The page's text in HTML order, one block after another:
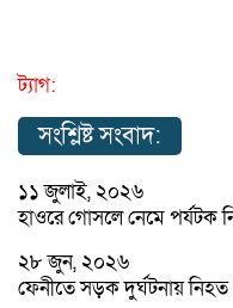
ট্যাগ:
সংশ্লিষ্ট সংবাদ:
১১ জুলাই, ২০২৬
হাওরে গোসলে নেমে পর্যটক
২৮ জুন, ২০২৬
ফেনীতে সড়ক দুর্ঘটনায়